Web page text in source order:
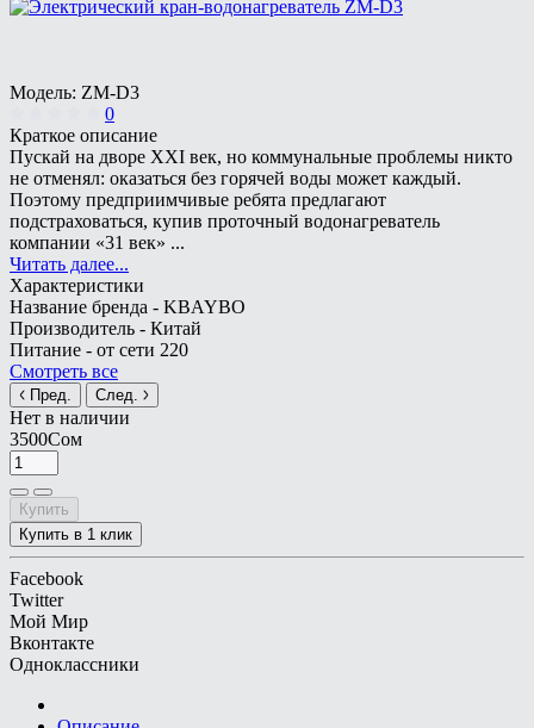
Модель: ZM-D3
0
Краткое описание
Пускай на дворе ХХI век, но коммунальные проблемы никто
не отменял: оказаться без горячей воды может каждый.
Поэтому предприимчивые ребята предлагают
подстраховаться, купив проточный водонагреватель
компании «31 век» ...
Читать далее...
Характеристики
Название бренда - KBAYBO
Производитель - Китай
Питание - от сети 220
Смотреть все
Пред. След.
Нет в наличии
3500Сом
Купить
Купить в 1 клик
Facebook
Twitter
Мой Мир
Вконтакте
Одноклассники